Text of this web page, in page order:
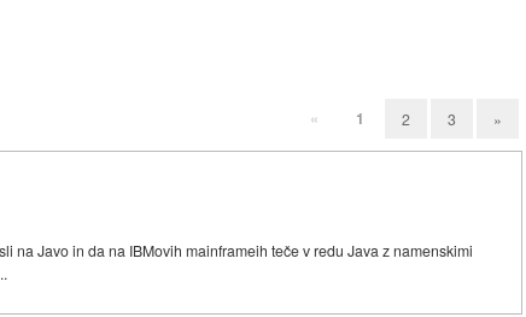
« 1 2 3 »
na Javo in da na IBMovih mainframeih teče v redu Java z namenskimi